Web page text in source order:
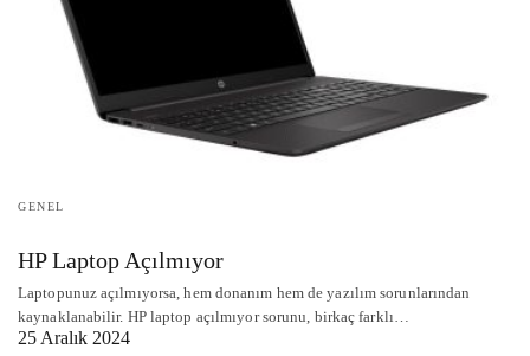
GENEL
HP Laptop Açılmıyor
Laptopunuz açılmıyorsa, hem donanım hem de yazılım sorunlarından
kaynaklanabilir. HP laptop açılmıyor sorunu, birkaç farklı…
25 Aralık 2024